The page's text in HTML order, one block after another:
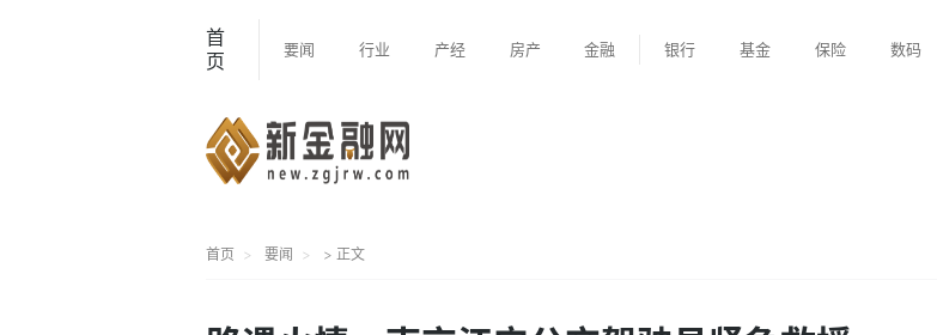
首
页
要闻 行业 产经 房产 金融 银行 基金 保险 数码
首页 要闻 > 正文